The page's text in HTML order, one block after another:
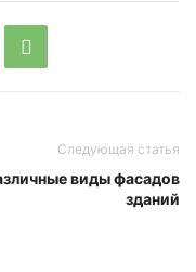
Следующая статья
виды фасадов
зданий